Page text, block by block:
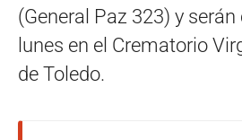
(General Paz 323) y
lunes en el Crematorio
de Toledo.